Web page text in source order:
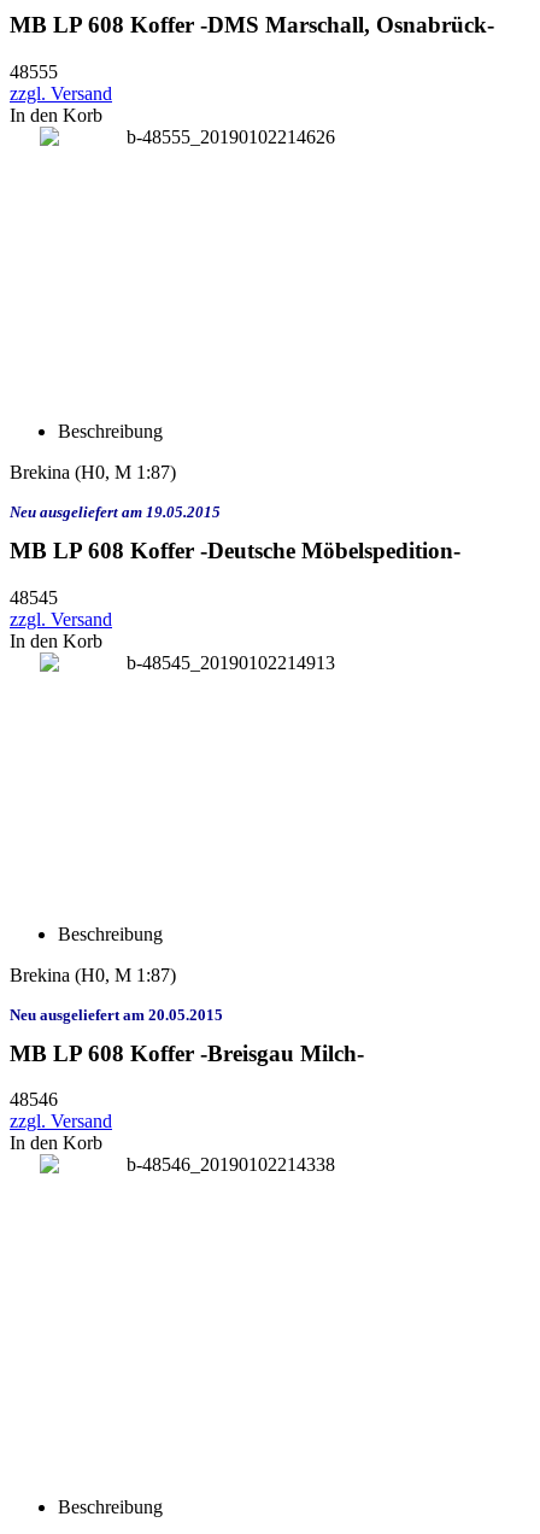
MB LP 608 Koffer -DMS Marschall, Osnabrück-
48555
zzgl. Versand
In den Korb
Beschreibung
Brekina (H0, M 1:87)
Neu ausgeliefert am 19.05.2015
MB LP 608 Koffer -Deutsche Möbelspedition-
48545
zzgl. Versand
In den Korb
Beschreibung
Brekina (H0, M 1:87)
Neu ausgeliefert am 20.05.2015
MB LP 608 Koffer -Breisgau Milch-
48546
zzgl. Versand
In den Korb
Beschreibung